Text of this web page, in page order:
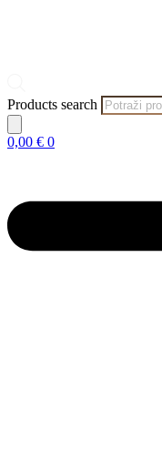
Products search
0,00 € 0